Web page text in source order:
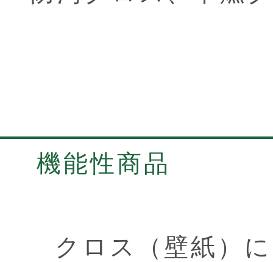
機能性商品
クロス（壁紙）